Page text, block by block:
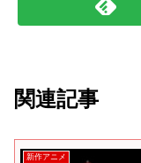
関連記事
新作アニメ